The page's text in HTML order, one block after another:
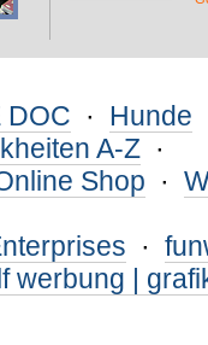
DOC · Hunde
A-Z ·
Shop ·
·
werbung |